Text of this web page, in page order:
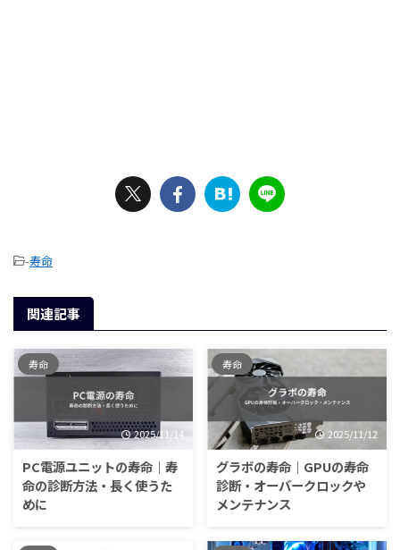
-寿命
関連記事
寿命
2025/11/14
PC電源ユニットの寿命｜寿
命の診断方法・長く使うた
めに
寿命
2025/11/12
グラボの寿命｜GPUの寿命
診断・オーバークロックや
メンテナンス